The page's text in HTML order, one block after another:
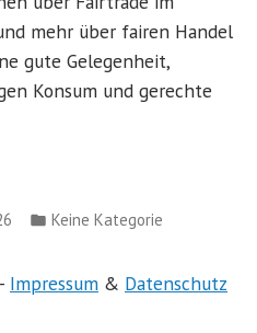
mehr über fairen Handel
gute Gelegenheit,
Konsum und gerechte
Veröffentlicht
Keine Kategorie
Impressum & Datenschutz